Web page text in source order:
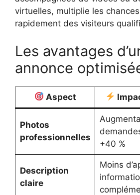
virtuelles, multiplie les chances
rapidement des visiteurs
Les avantages
annonce
Aspect
Photos
professionnelles
+40 %
Description
claire
Moins